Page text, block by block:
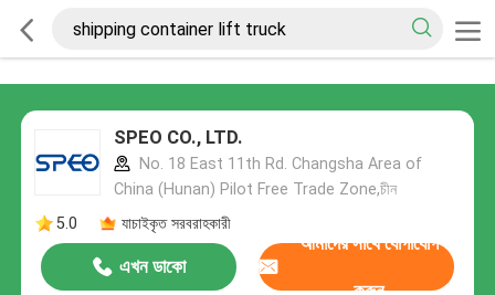
SPEO CO., LTD.
No. 18 East 11th Rd. Changsha Area of
China (Hunan) Pilot Free Trade Zone,চীন
5.0
যাচাইকৃত সরবরাহকারী
এখন ডাকো
আমাদের সাথে যোগাযোগ
করুন